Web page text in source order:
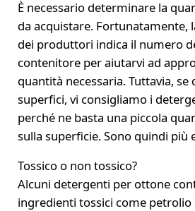
È necessario determinare la
da acquistare. Fortunatamente,
dei produttori indica il numero
contenitore per aiutarvi ad
quantità necessaria. Tuttavia,
superfici, vi consigliamo i
perché ne basta una piccola
sulla superficie. Sono quindi più
Tossico o non tossico?
Alcuni detergenti per ottone
ingredienti tossici come